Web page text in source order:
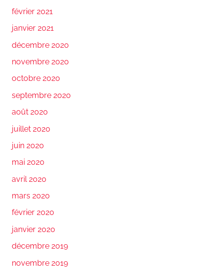
février 2021
janvier 2021
décembre 2020
novembre 2020
octobre 2020
septembre 2020
août 2020
juillet 2020
juin 2020
mai 2020
avril 2020
mars 2020
février 2020
janvier 2020
décembre 2019
novembre 2019